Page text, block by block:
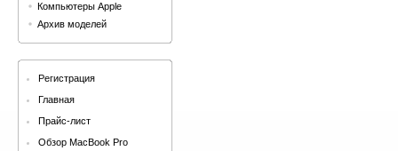
Компьютеры Apple
Архив моделей
Регистрация
Главная
Прайс-лист
Обзор MacBook Pro